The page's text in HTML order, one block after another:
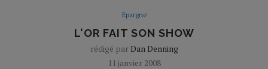
Epargne
L'OR FAIT SON SHOW
rédigé parDan Denning
11 janvier 2008